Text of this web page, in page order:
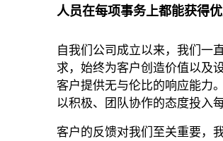
人员在每项事务上都能获得优
自我们公司成立以来，我们一
求，始终为客户创造价值以及
客户提供无与伦比的响应能力
以积极、团队协作的态度投入
客户的反馈对我们至关重要，